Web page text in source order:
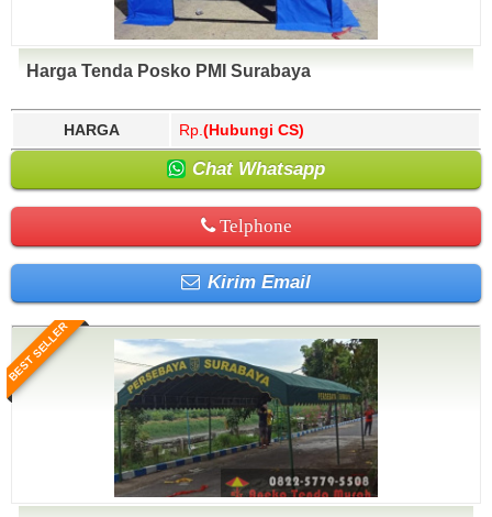
Harga Tenda Posko PMI Surabaya
HARGA Rp. (Hubungi CS)
Chat Whatsapp
Telphone
Kirim Email
BEST SELLER